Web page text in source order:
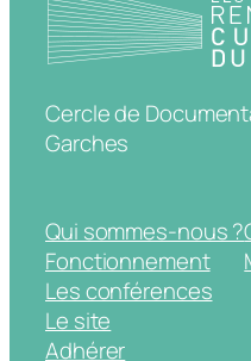
Cercle de
Garches
Qui sommes-nous ?
Fonctionnement
Les conférences
Le site
Adhérer